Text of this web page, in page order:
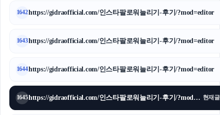
1642https://gidraofficial.com/인스타팔로워늘리기-후기/?mod=editor
1643https://gidraofficial.com/인스타팔로워늘리기-후기/?mod=editor
1644https://gidraofficial.com/인스타팔로워늘리기-후기/?mod=editor
1645 https://gidraofficial.com/인스타팔로워늘리기-후기/?mod=editor 현재글